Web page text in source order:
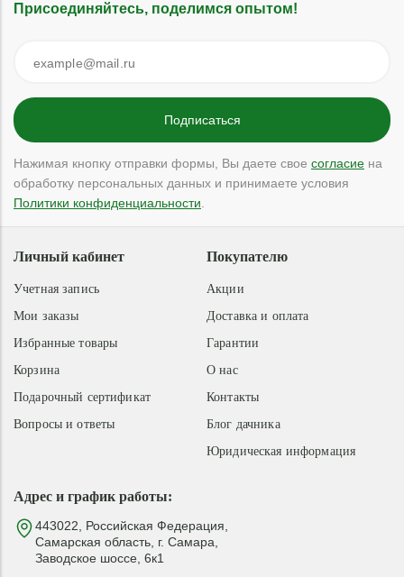
Присоединяйтесь, поделимся опытом!
Нажимая кнопку отправки формы, Вы даете свое согласие на
обработку персональных данных и принимаете условия
Политики конфиденциальности
Адрес и график работы:
443022, Российская Федерация,
Самарская область, г. Самара,
Заводское шоссе, 6к1
Покупателю
Акции
Доставка и оплата
Гарантии
О нас
Контакты
Блог дачника
Юридическая информация
Личный кабинет
Учетная запись
Мои заказы
Избранные товары
Корзина
Подарочный сертификат
Вопросы и ответы